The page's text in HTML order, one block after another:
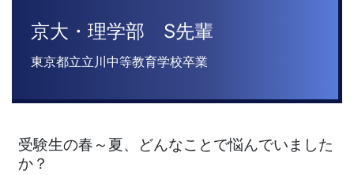
は
京大・理学部 S先輩
東京都立立川中等教育学校卒業
受験生の春～夏、どんなことで悩んでいました
か？